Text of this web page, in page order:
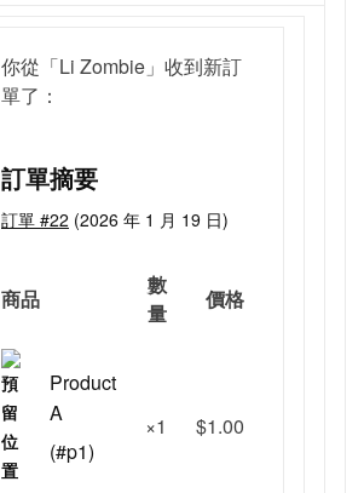
你從「Li Zombie」收到新訂
單了：
訂單摘要
訂單 #22 (2026 年 1 月 19 日)
商品
數
量
價格
Product
A
(#p1)
×1 $1.00